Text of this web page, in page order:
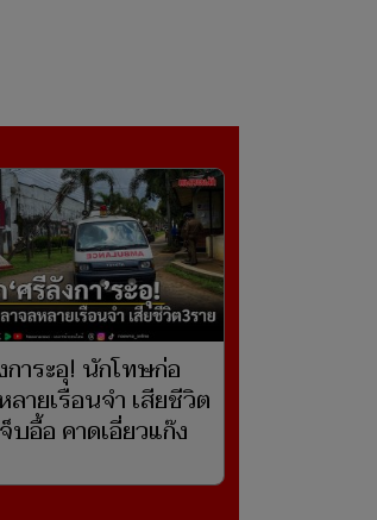
าระอุ! นักโทษก่อ
ายเรือนจำ เสียชีวิต
บอื้อ คาดเอี่ยวแก๊ง